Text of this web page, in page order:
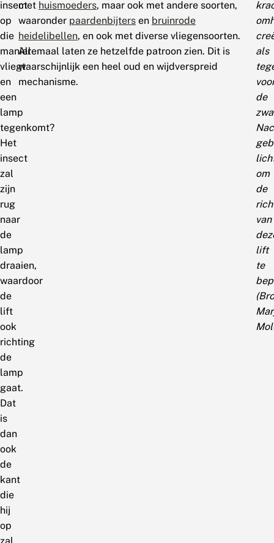
insect
op
die
manier
vliegt
en
een
lamp
tegenkomt?
Het
insect
zal
zijn
rug
naar
de
lamp
draaien,
waardoor
de
lift
ook
richting
de
lamp
gaat.
Dat
is
dan
ook
de
kant
die
hij
op
met huismoeders, maar ook met andere soorten,
waaronder paardenbijters en bruinrode
heidelibellen, en ook met diverse vliegensoorten.
Allemaal laten ze hetzelfde patroon zien. Dit is
waarschijnlijk een heel oud en wijdverspreid
mechanisme.
als
de
om
de
van
lift
te